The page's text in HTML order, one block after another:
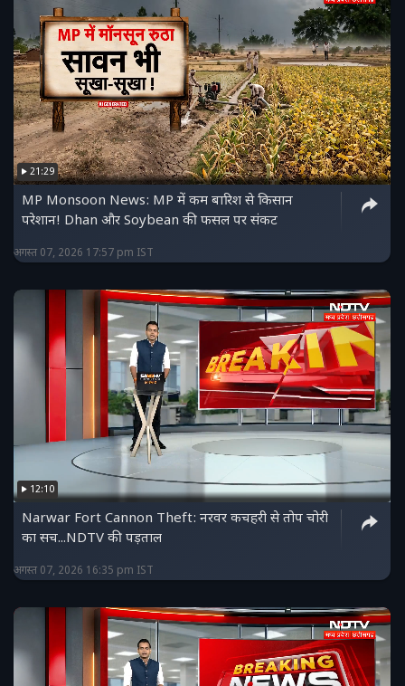
21:29
MP Monsoon News: MP में कम बारिश से किसान
परेशान! Dhan और Soybean की फसल पर संकट
अगस्त 07, 2026 17:57 pm IST
12:10
Narwar Fort Cannon Theft: नरवर कचहरी से तोप चोरी
का सच...NDTV की पड़ताल
अगस्त 07, 2026 16:35 pm IST